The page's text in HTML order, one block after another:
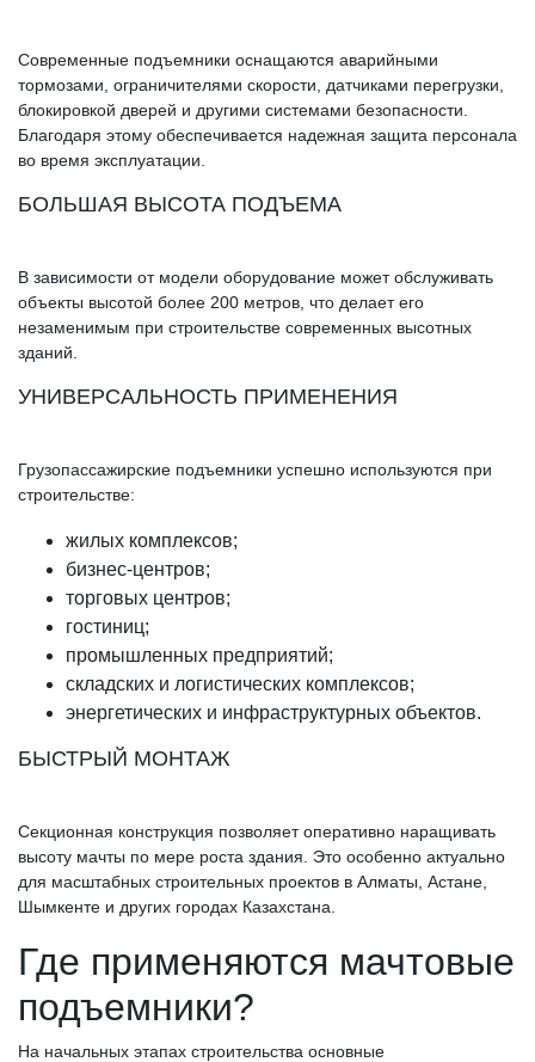
Современные подъемники оснащаются аварийными
тормозами, ограничителями скорости, датчиками перегрузки,
блокировкой дверей и другими системами безопасности.
Благодаря этому обеспечивается надежная защита персонала
во время эксплуатации.
БОЛЬШАЯ ВЫСОТА ПОДЪЕМА
В зависимости от модели оборудование может обслуживать
объекты высотой более 200 метров, что делает его
незаменимым при строительстве современных высотных
зданий.
УНИВЕРСАЛЬНОСТЬ ПРИМЕНЕНИЯ
Грузопассажирские подъемники успешно используются при
строительстве:
жилых комплексов;
бизнес-центров;
торговых центров;
гостиниц;
промышленных предприятий;
складских и логистических комплексов;
энергетических и инфраструктурных объектов.
БЫСТРЫЙ МОНТАЖ
Секционная конструкция позволяет оперативно наращивать
высоту мачты по мере роста здания. Это особенно актуально
для масштабных строительных проектов в Алматы, Астане,
Шымкенте и других городах Казахстана.
Где применяются мачтовые
подъемники?
На начальных этапах строительства основные